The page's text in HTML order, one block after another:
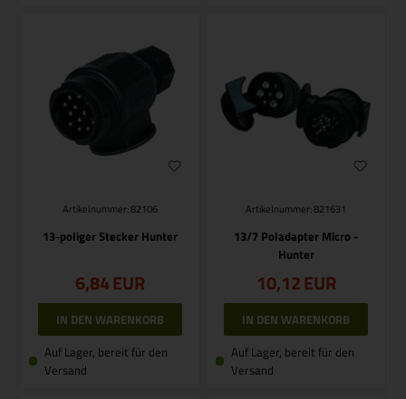
Artikelnummer: 82106
13-poliger Stecker Hunter
6,84EUR
Auf Lager, bereit für den
Versand
Artikelnummer: 821631
13/7 Poladapter Micro -
Hunter
10,12EUR
Auf Lager, bereit für den
Versand